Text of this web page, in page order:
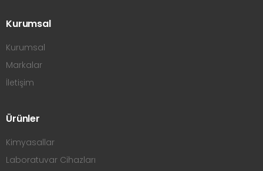
Kurumsal
Kurumsal
Markalar
İletişim
Ürünler
Kimyasallar
Laboratuvar Cihazları